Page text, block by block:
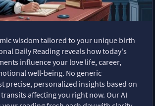
wisdom tailored to your unique birth
Daily Reading reveals how today's
influence your love life, career,
well-being. No generic
precise, personalized insights based on
affecting you right now. Our AI